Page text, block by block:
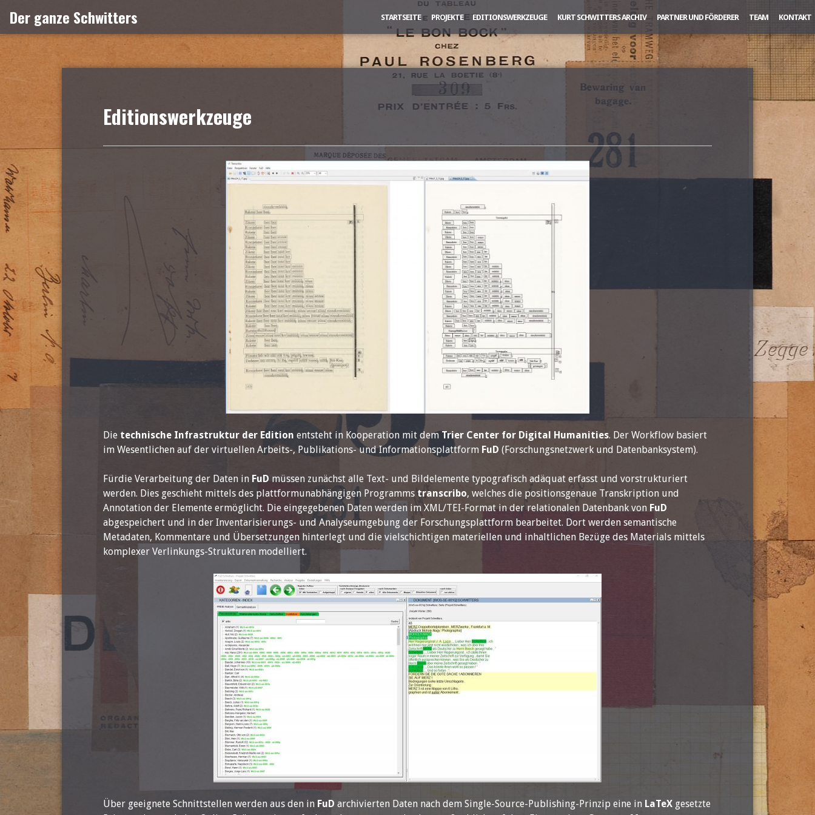
Inhalt
springen
Der ganze Schwitters STARTSEITE PROJEKTE EDITIONSWERKZEUGE KURT SCHWITTERS ARCHIV PARTNER UND FÖRDERER TEAM KONTAKT
Editionswerkzeuge
Die technische Infrastruktur der Edition entsteht in Kooperation mit dem Trier Center for Digital Humanities. Der Workflow basiert
im Wesentlichen auf der virtuellen Arbeits-, Publikations- und Informationsplattform FuD (Forschungsnetzwerk und Datenbanksystem).
Fürdie Verarbeitung der Daten in FuD müssen zunächst alle Text- und Bildelemente typografisch adäquat erfasst und vorstrukturiert
werden. Dies geschieht mittels des plattformunabhängigen Programms transcribo, welches die positionsgenaue Transkription und
Annotation der Elemente ermöglicht. Die eingegebenen Daten werden im XML/TEI-Format in der relationalen Datenbank von FuD
abgespeichert und in der Inventarisierungs- und Analyseumgebung der Forschungsplattform bearbeitet. Dort werden semantische
Metadaten, Kommentare und Übersetzungen hinterlegt und die vielschichtigen materiellen und inhaltlichen Bezüge des Materials mittels
komplexer Verlinkungs-Strukturen modelliert.
Über geeignete Schnittstellen werden aus den in FuD archivierten Daten nach dem Single-Source-Publishing-Prinzip eine in LaTeX gesetzte